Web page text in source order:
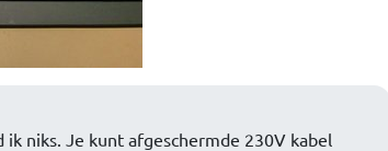
niks. Je kunt afgeschermde 230V kabel